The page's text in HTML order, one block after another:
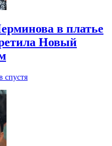
в платье
Новый
спустя